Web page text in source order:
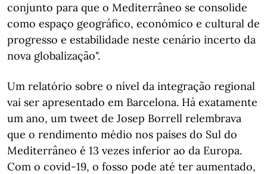
conjunto para que o Mediterrâneo se consolide
como espaço geográfico, económico e cultural de
progresso e estabilidade neste cenário incerto da
nova globalização".
Um relatório sobre o nível da integração regional
vai ser apresentado em Barcelona. Há exatamente
um ano, um tweet de Josep Borrell relembrava
que o rendimento médio nos países do Sul do
Mediterrâneo é 13 vezes inferior ao da Europa.
Com o covid-19, o fosso pode até ter aumentado,